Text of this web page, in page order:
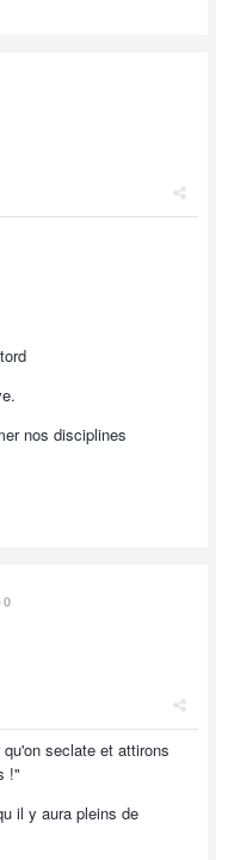
nos disciplines
0
seclate et attirons
!"
il y aura pleins de